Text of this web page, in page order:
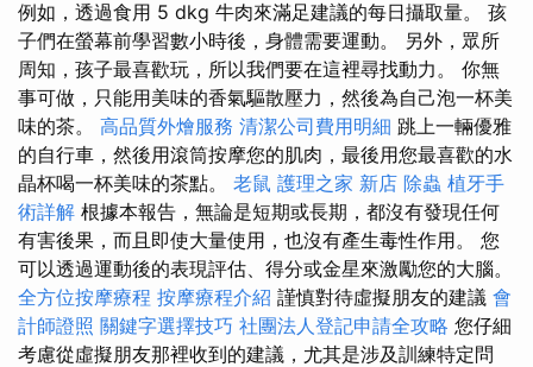
例如，透過食用 5 dkg 牛肉來滿足建議的每日攝取量。 孩
子們在螢幕前學習數小時後，身體需要運動。 另外，眾所
周知，孩子最喜歡玩，所以我們要在這裡尋找動力。 你無
事可做，只能用美味的香氣驅散壓力，然後為自己泡一杯美
味的茶。 高品質外燴服務 清潔公司費用明細 跳上一輛優雅
的自行車，然後用滾筒按摩您的肌肉，最後用您最喜歡的水
晶杯喝一杯美味的茶點。 老鼠 護理之家 新店 除蟲 植牙手
術詳解 根據本報告，無論是短期或長期，都沒有發現任何
有害後果，而且即使大量使用，也沒有產生毒性作用。 您
可以透過運動後的表現評估、得分或金星來激勵您的大腦。
全方位按摩療程 按摩療程介紹 謹慎對待虛擬朋友的建議 會
計師證照 關鍵字選擇技巧 社團法人登記申請全攻略 您仔細
考慮從虛擬朋友那裡收到的建議，尤其是涉及訓練特定問